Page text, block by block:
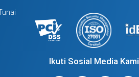
Ikuti Sosial Media Kami